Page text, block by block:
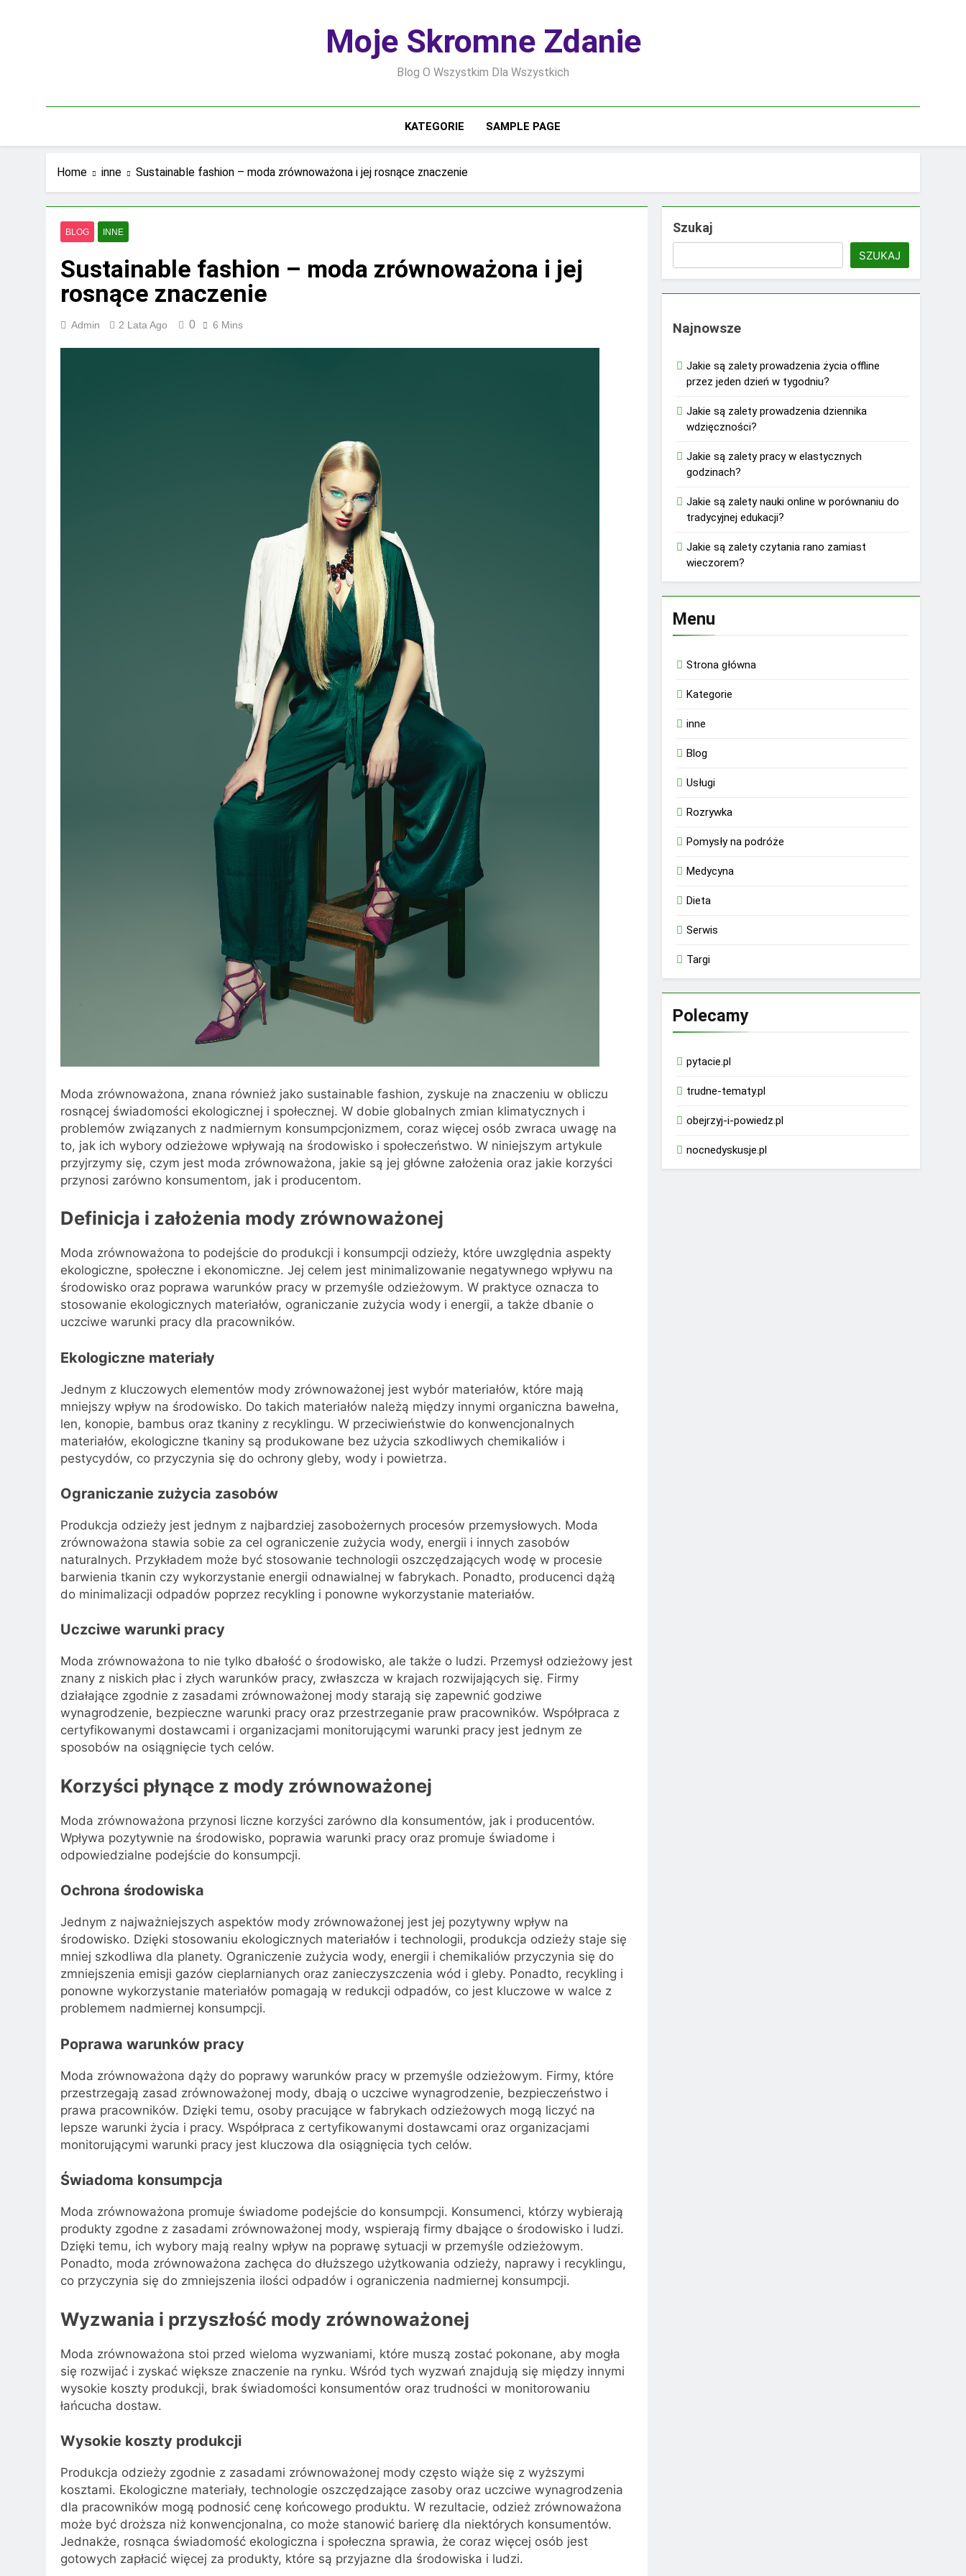
Moje Skromne Zdanie
Blog O Wszystkim Dla Wszystkich
KATEGORIE SAMPLE PAGE
Home inne Sustainable fashion – moda zrównoważona i jej rosnące znaczenie
BLOG INNE
Sustainable fashion – moda zrównoważona i jej
rosnące znaczenie
Admin 2 Lata Ago 0 6 Mins
Moda zrównoważona, znana również jako sustainable fashion, zyskuje na znaczeniu w obliczu
rosnącej świadomości ekologicznej i społecznej. W dobie globalnych zmian klimatycznych i
problemów związanych z nadmiernym konsumpcjonizmem, coraz więcej osób zwraca uwagę na
to, jak ich wybory odzieżowe wpływają na środowisko i społeczeństwo. W niniejszym artykule
przyjrzymy się, czym jest moda zrównoważona, jakie są jej główne założenia oraz jakie korzyści
przynosi zarówno konsumentom, jak i producentom.
Definicja i założenia mody zrównoważonej
Moda zrównoważona to podejście do produkcji i konsumpcji odzieży, które uwzględnia aspekty
ekologiczne, społeczne i ekonomiczne. Jej celem jest minimalizowanie negatywnego wpływu na
środowisko oraz poprawa warunków pracy w przemyśle odzieżowym. W praktyce oznacza to
stosowanie ekologicznych materiałów, ograniczanie zużycia wody i energii, a także dbanie o
uczciwe warunki pracy dla pracowników.
Ekologiczne materiały
Jednym z kluczowych elementów mody zrównoważonej jest wybór materiałów, które mają
mniejszy wpływ na środowisko. Do takich materiałów należą między innymi organiczna bawełna,
len, konopie, bambus oraz tkaniny z recyklingu. W przeciwieństwie do konwencjonalnych
materiałów, ekologiczne tkaniny są produkowane bez użycia szkodliwych chemikaliów i
pestycydów, co przyczynia się do ochrony gleby, wody i powietrza.
Ograniczanie zużycia zasobów
Produkcja odzieży jest jednym z najbardziej zasobożernych procesów przemysłowych. Moda
zrównoważona stawia sobie za cel ograniczenie zużycia wody, energii i innych zasobów
naturalnych. Przykładem może być stosowanie technologii oszczędzających wodę w procesie
barwienia tkanin czy wykorzystanie energii odnawialnej w fabrykach. Ponadto, producenci dążą
do minimalizacji odpadów poprzez recykling i ponowne wykorzystanie materiałów.
Uczciwe warunki pracy
Moda zrównoważona to nie tylko dbałość o środowisko, ale także o ludzi. Przemysł odzieżowy jest
znany z niskich płac i złych warunków pracy, zwłaszcza w krajach rozwijających się. Firmy
działające zgodnie z zasadami zrównoważonej mody starają się zapewnić godziwe
wynagrodzenie, bezpieczne warunki pracy oraz przestrzeganie praw pracowników. Współpraca z
certyfikowanymi dostawcami i organizacjami monitorującymi warunki pracy jest jednym ze
sposobów na osiągnięcie tych celów.
Korzyści płynące z mody zrównoważonej
Moda zrównoważona przynosi liczne korzyści zarówno dla konsumentów, jak i producentów.
Wpływa pozytywnie na środowisko, poprawia warunki pracy oraz promuje świadome i
odpowiedzialne podejście do konsumpcji.
Ochrona środowiska
Jednym z najważniejszych aspektów mody zrównoważonej jest jej pozytywny wpływ na
środowisko. Dzięki stosowaniu ekologicznych materiałów i technologii, produkcja odzieży staje się
mniej szkodliwa dla planety. Ograniczenie zużycia wody, energii i chemikaliów przyczynia się do
zmniejszenia emisji gazów cieplarnianych oraz zanieczyszczenia wód i gleby. Ponadto, recykling i
ponowne wykorzystanie materiałów pomagają w redukcji odpadów, co jest kluczowe w walce z
problemem nadmiernej konsumpcji.
Poprawa warunków pracy
Moda zrównoważona dąży do poprawy warunków pracy w przemyśle odzieżowym. Firmy, które
przestrzegają zasad zrównoważonej mody, dbają o uczciwe wynagrodzenie, bezpieczeństwo i
prawa pracowników. Dzięki temu, osoby pracujące w fabrykach odzieżowych mogą liczyć na
lepsze warunki życia i pracy. Współpraca z certyfikowanymi dostawcami oraz organizacjami
monitorującymi warunki pracy jest kluczowa dla osiągnięcia tych celów.
Świadoma konsumpcja
Moda zrównoważona promuje świadome podejście do konsumpcji. Konsumenci, którzy wybierają
produkty zgodne z zasadami zrównoważonej mody, wspierają firmy dbające o środowisko i ludzi.
Dzięki temu, ich wybory mają realny wpływ na poprawę sytuacji w przemyśle odzieżowym.
Ponadto, moda zrównoważona zachęca do dłuższego użytkowania odzieży, naprawy i recyklingu,
co przyczynia się do zmniejszenia ilości odpadów i ograniczenia nadmiernej konsumpcji.
Wyzwania i przyszłość mody zrównoważonej
Moda zrównoważona stoi przed wieloma wyzwaniami, które muszą zostać pokonane, aby mogła
się rozwijać i zyskać większe znaczenie na rynku. Wśród tych wyzwań znajdują się między innymi
wysokie koszty produkcji, brak świadomości konsumentów oraz trudności w monitorowaniu
łańcucha dostaw.
Wysokie koszty produkcji
Produkcja odzieży zgodnie z zasadami zrównoważonej mody często wiąże się z wyższymi
kosztami. Ekologiczne materiały, technologie oszczędzające zasoby oraz uczciwe wynagrodzenia
dla pracowników mogą podnosić cenę końcowego produktu. W rezultacie, odzież zrównoważona
może być droższa niż konwencjonalna, co może stanowić barierę dla niektórych konsumentów.
Jednakże, rosnąca świadomość ekologiczna i społeczna sprawia, że coraz więcej osób jest
gotowych zapłacić więcej za produkty, które są przyjazne dla środowiska i ludzi.
Szukaj
SZUKAJ
Najnowsze
Jakie są zalety prowadzenia życia offline
przez jeden dzień w tygodniu?
Jakie są zalety prowadzenia dziennika
wdzięczności?
Jakie są zalety pracy w elastycznych
godzinach?
Jakie są zalety nauki online w porównaniu do
tradycyjnej edukacji?
Jakie są zalety czytania rano zamiast
wieczorem?
Menu
Strona główna
Kategorie
inne
Blog
Usługi
Rozrywka
Pomysły na podróże
Medycyna
Dieta
Serwis
Targi
Polecamy
pytacie.pl
trudne-tematy.pl
obejrzyj-i-powiedz.pl
nocnedyskusje.pl